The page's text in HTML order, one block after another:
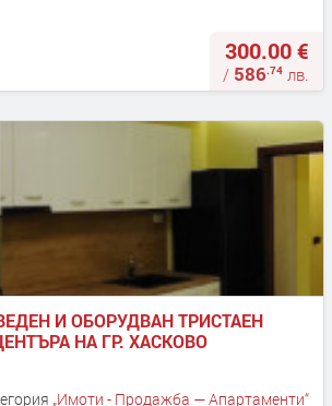
300.00 €
/ 586.74 лв.
И ОБОРУДВАН ТРИСТАЕН
НА ГР. ХАСКОВО
„Имоти - Продажба — Апартаменти“